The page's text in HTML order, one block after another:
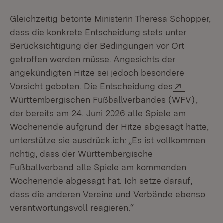
Gleichzeitig betonte Ministerin Theresa Schopper,
dass die konkrete Entscheidung stets unter
Berücksichtigung der Bedingungen vor Ort
getroffen werden müsse. Angesichts der
angekündigten Hitze sei jedoch besondere
Vorsicht geboten. Die Entscheidung des
Württembergischen Fußballverbandes (WFV)
der bereits am 24. Juni 2026 alle Spiele am
Wochenende aufgrund der Hitze abgesagt hatte,
unterstütze sie ausdrücklich: „Es ist vollkommen
richtig, dass der Württembergische
Fußballverband alle Spiele am kommenden
Wochenende abgesagt hat. Ich setze darauf,
dass die anderen Vereine und Verbände ebenso
verantwortungsvoll reagieren.“